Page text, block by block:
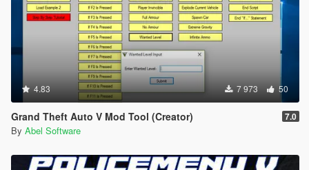
4.83 7 973 50
Grand Theft Auto V Mod Tool (Creator) 7.0
By Abel Software